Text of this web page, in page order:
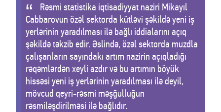
Rəsmi statistika iqtisadiyyat naziri Mikayıl
Cabbarovun özəl sektorda kütləvi şəkildə yeni iş
yerlərinin yaradılması ilə bağlı iddialarını açıq
şəkildə təkzib edir. Əslində, özəl sektorda muzdla
çalışanların sayındakı artım nazirin açıqladığı
rəqəmlərdən xeyli azdır və bu artımın böyük
hissəsi yeni iş yerlərinin yaradılması ilə deyil,
mövcud qeyri-rəsmi məşğulluğun
rəsmiləşdirilməsi ilə bağlıdır.